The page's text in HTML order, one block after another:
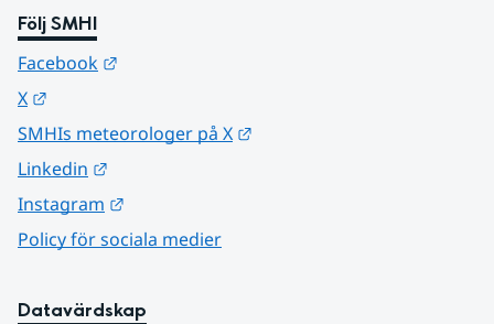
Följ SMHI
Facebook
X
SMHIs meteorologer på X
Linkedin
Instagram
Policy för sociala medier
Datavärdskap